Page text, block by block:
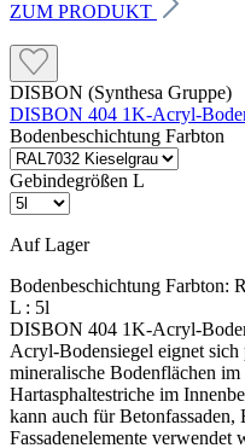
ZUM PRODUKT
DISBON (Synthesa Gruppe)
DISBON 404 1K-Acryl-
Bodenbeschichtung Farbton
Gebindegrößen L
Auf Lager
Bodenbeschichtung Farbton:
L : 5l
DISBON 404 1K-Acryl-
Acryl-Bodensiegel eignet
mineralische Bodenflächen
Hartasphaltestriche im
kann auch für Betonfassaden,
Fassadenelemente verwendet